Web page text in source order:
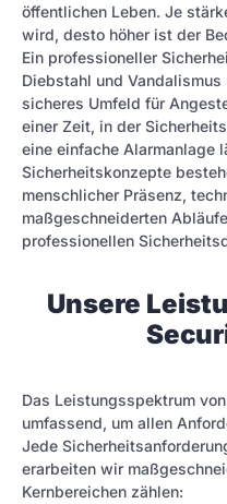
öffentlichen Leben. Je
wird, desto höher ist der
Ein professioneller
Diebstahl und
sicheres Umfeld für
einer Zeit, in der
eine einfache Alarmanlage
Sicherheitskonzepte
menschlicher Präsenz,
maßgeschneiderten
professionellen
Unsere
Das Leistungsspektrum
umfassend, um allen
Jede
erarbeiten wir
Kernbereichen zählen: